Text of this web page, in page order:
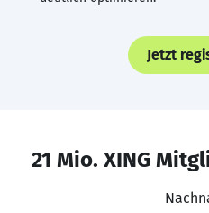
Jetzt
21 Mio. XING